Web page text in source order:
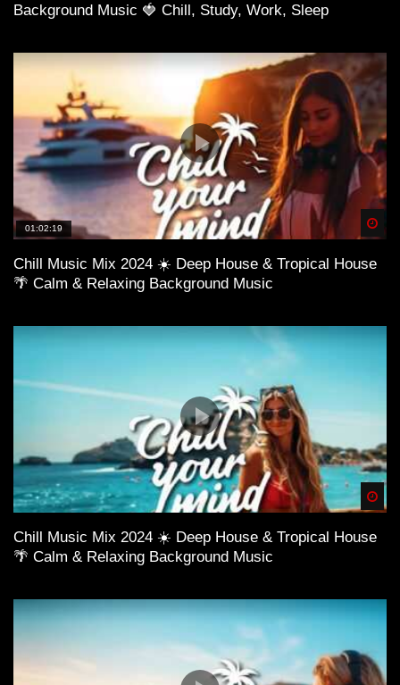
Background Music 🍓 Chill, Study, Work, Sleep
01:02:19
Chill Music Mix 2024 ☀️ Deep House & Tropical House
🌴 Calm & Relaxing Background Music
Chill Music Mix 2024 ☀️ Deep House & Tropical House
🌴 Calm & Relaxing Background Music